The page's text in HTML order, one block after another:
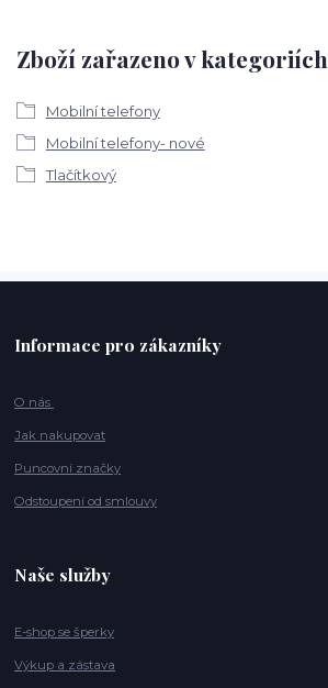
Zboží zařazeno v kategoriích
Mobilní telefony
Mobilní telefony- nové
Tlačítkový
Informace pro zákazníky
O nás
Jak nakupovat
Puncovní značky
Odstoupení od smlouvy
Naše služby
E-shop se šperky
Výkup a zástava